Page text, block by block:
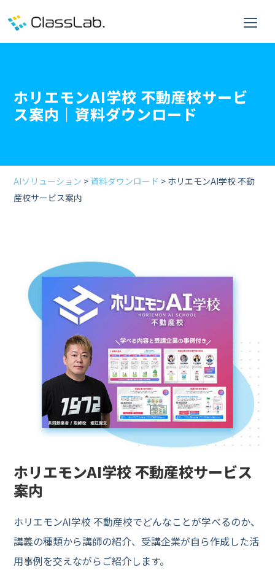
ホリエモンAI学校 不動産校サービ
ス案内｜資料ダウンロード
AIソリューション > 資料ダウンロード > ホリエモンAI学校 不動
産校サービス案内
ホリエモンAI学校 不動産校サービス
案内
ホリエモンAI学校 不動産校でどんなことが学べるのか、
講義の種類から講師の紹介、受講企業が自ら作成した活
用事例を交えながらご紹介します。